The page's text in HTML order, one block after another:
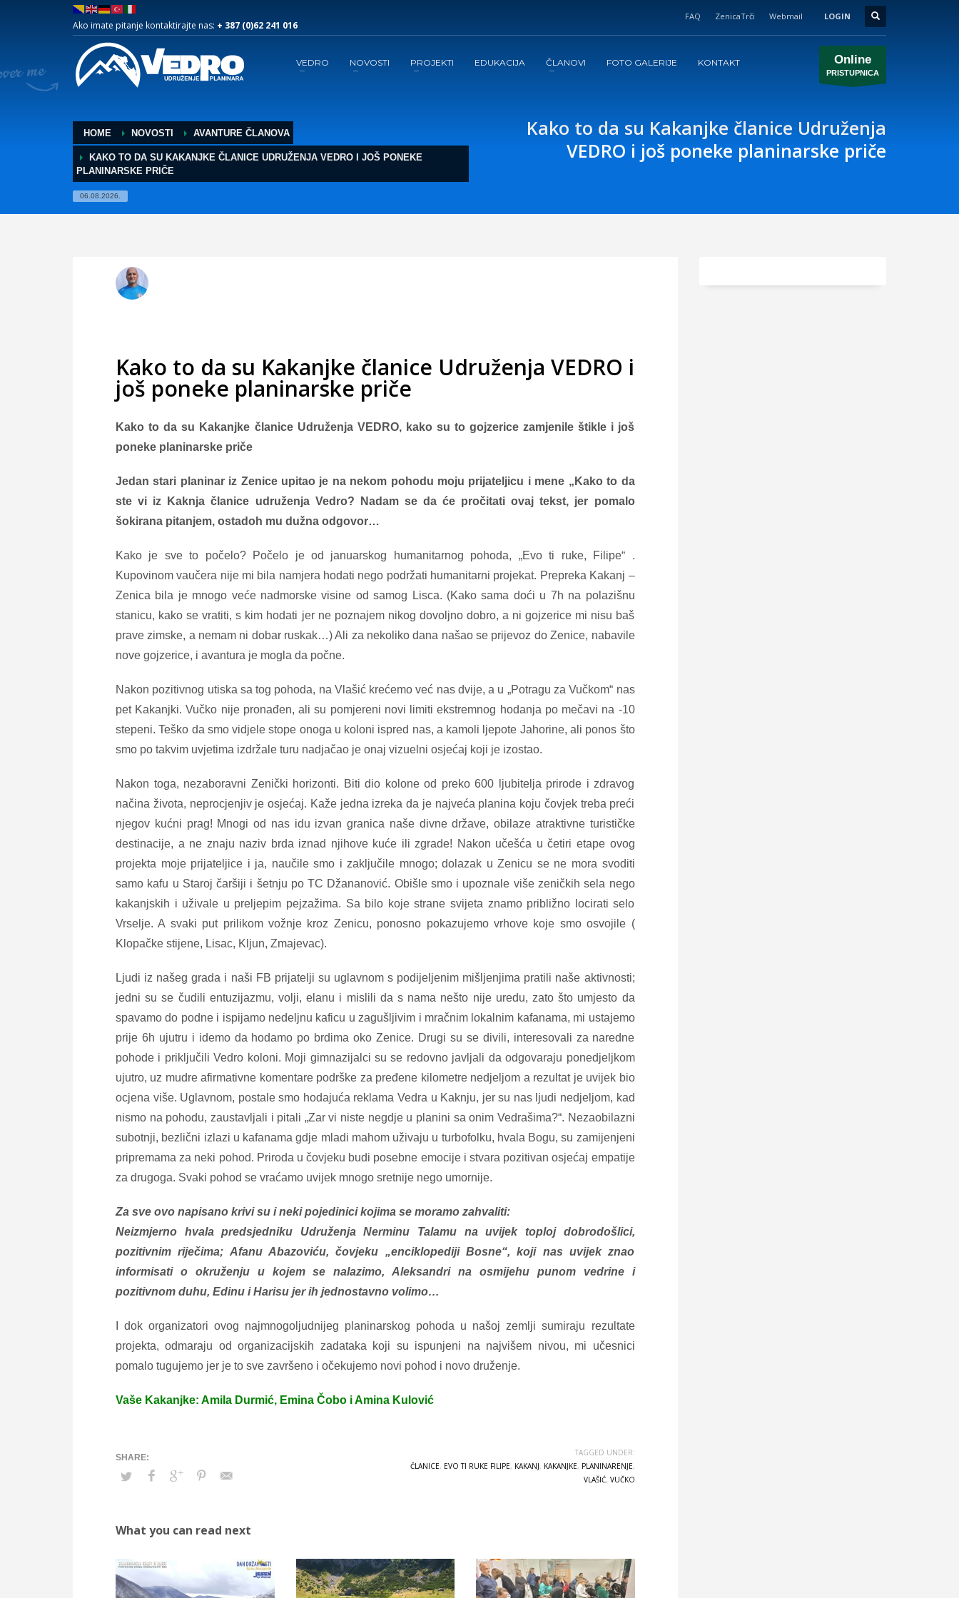
Ako imate pitanje kontaktirajte nas: + 387 (0)62 241 016
FAQ ZenicaTrči Webmail LOGIN
VEDRO NOVOSTI PROJEKTI EDUKACIJA ČLANOVI FOTO GALERIJE KONTAKT Online
PRISTUPNICA
HOME NOVOSTI AVANTURE ČLANOVA
KAKO TO DA SU KAKANJKE ČLANICE UDRUŽENJA VEDRO I JOŠ PONEKE
PLANINARSKE PRIČE
06.08.2026.
Kako to da su Kakanjke članice Udruženja
VEDRO i još poneke planinarske priče
Kako to da su Kakanjke članice Udruženja VEDRO i
još poneke planinarske priče
Kako to da su Kakanjke članice Udruženja VEDRO, kako su to gojzerice zamjenile štikle i još
poneke planinarske priče
Jedan stari planinar iz Zenice upitao je na nekom pohodu moju prijateljicu i mene „Kako to da
ste vi iz Kaknja članice udruženja Vedro? Nadam se da će pročitati ovaj tekst, jer pomalo
šokirana pitanjem, ostadoh mu dužna odgovor…
Kako je sve to počelo? Počelo je od januarskog humanitarnog pohoda, „Evo ti ruke, Filipe“ .
Kupovinom vaučera nije mi bila namjera hodati nego podržati humanitarni projekat. Prepreka Kakanj –
Zenica bila je mnogo veće nadmorske visine od samog Lisca. (Kako sama doći u 7h na polazišnu
stanicu, kako se vratiti, s kim hodati jer ne poznajem nikog dovoljno dobro, a ni gojzerice mi nisu baš
prave zimske, a nemam ni dobar ruskak…) Ali za nekoliko dana našao se prijevoz do Zenice, nabavile
nove gojzerice, i avantura je mogla da počne.
Nakon pozitivnog utiska sa tog pohoda, na Vlašić krećemo već nas dvije, a u „Potragu za Vučkom“ nas
pet Kakanjki. Vučko nije pronađen, ali su pomjereni novi limiti ekstremnog hodanja po mečavi na -10
stepeni. Teško da smo vidjele stope onoga u koloni ispred nas, a kamoli ljepote Jahorine, ali ponos što
smo po takvim uvjetima izdržale turu nadjačao je onaj vizuelni osjećaj koji je izostao.
Nakon toga, nezaboravni Zenički horizonti. Biti dio kolone od preko 600 ljubitelja prirode i zdravog
načina života, neprocjenjiv je osjećaj. Kaže jedna izreka da je najveća planina koju čovjek treba preći
njegov kućni prag! Mnogi od nas idu izvan granica naše divne države, obilaze atraktivne turističke
destinacije, a ne znaju naziv brda iznad njihove kuće ili zgrade! Nakon učešća u četiri etape ovog
projekta moje prijateljice i ja, naučile smo i zaključile mnogo; dolazak u Zenicu se ne mora svoditi
samo kafu u Staroj čaršiji i šetnju po TC Džananović. Obišle smo i upoznale više zeničkih sela nego
kakanjskih i uživale u preljepim pejzažima. Sa bilo koje strane svijeta znamo približno locirati selo
Vrselje. A svaki put prilikom vožnje kroz Zenicu, ponosno pokazujemo vrhove koje smo osvojile (
Klopačke stijene, Lisac, Kljun, Zmajevac).
Ljudi iz našeg grada i naši FB prijatelji su uglavnom s podijeljenim mišljenjima pratili naše aktivnosti;
jedni su se čudili entuzijazmu, volji, elanu i mislili da s nama nešto nije uredu, zato što umjesto da
spavamo do podne i ispijamo nedeljnu kaficu u zagušljivim i mračnim lokalnim kafanama, mi ustajemo
prije 6h ujutru i idemo da hodamo po brdima oko Zenice. Drugi su se divili, interesovali za naredne
pohode i priključili Vedro koloni. Moji gimnazijalci su se redovno javljali da odgovaraju ponedjeljkom
ujutro, uz mudre afirmativne komentare podrške za pređene kilometre nedjeljom a rezultat je uvijek bio
ocjena više. Uglavnom, postale smo hodajuća reklama Vedra u Kaknju, jer su nas ljudi nedjeljom, kad
nismo na pohodu, zaustavljali i pitali „Zar vi niste negdje u planini sa onim Vedrašima?“. Nezaobilazni
subotnji, bezlični izlazi u kafanama gdje mladi mahom uživaju u turbofolku, hvala Bogu, su zamijenjeni
pripremama za neki pohod. Priroda u čovjeku budi posebne emocije i stvara pozitivan osjećaj empatije
za drugoga. Svaki pohod se vraćamo uvijek mnogo sretnije nego umornije.
Za sve ovo napisano krivi su i neki pojedinici kojima se moramo zahvaliti:
Neizmjerno hvala predsjedniku Udruženja Nerminu Talamu na uvijek toploj dobrodošlici,
pozitivnim riječima; Afanu Abazoviću, čovjeku „enciklopediji Bosne“, koji nas uvijek znao
informisati o okruženju u kojem se nalazimo, Aleksandri na osmijehu punom vedrine i
pozitivnom duhu, Edinu i Harisu jer ih jednostavno volimo…
I dok organizatori ovog najmnogoljudnijeg planinarskog pohoda u našoj zemlji sumiraju rezultate
projekta, odmaraju od organizacijskih zadataka koji su ispunjeni na najvišem nivou, mi učesnici
pomalo tugujemo jer je to sve završeno i očekujemo novi pohod i novo druženje.
Vaše Kakanjke: Amila Durmić, Emina Čobo i Amina Kulović
TAGGED UNDER:
ČLANICE, EVO TI RUKE FILIPE, KAKANJ, KAKANJKE, PLANINARENJE,
VLAŠIĆ, VUČKO
What you can read next